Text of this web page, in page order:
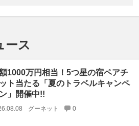
ース
1000万円相当！5つ星の宿ペアチ
ト当たる「夏のトラベルキャンペ
」開催中!!
グーネット 0